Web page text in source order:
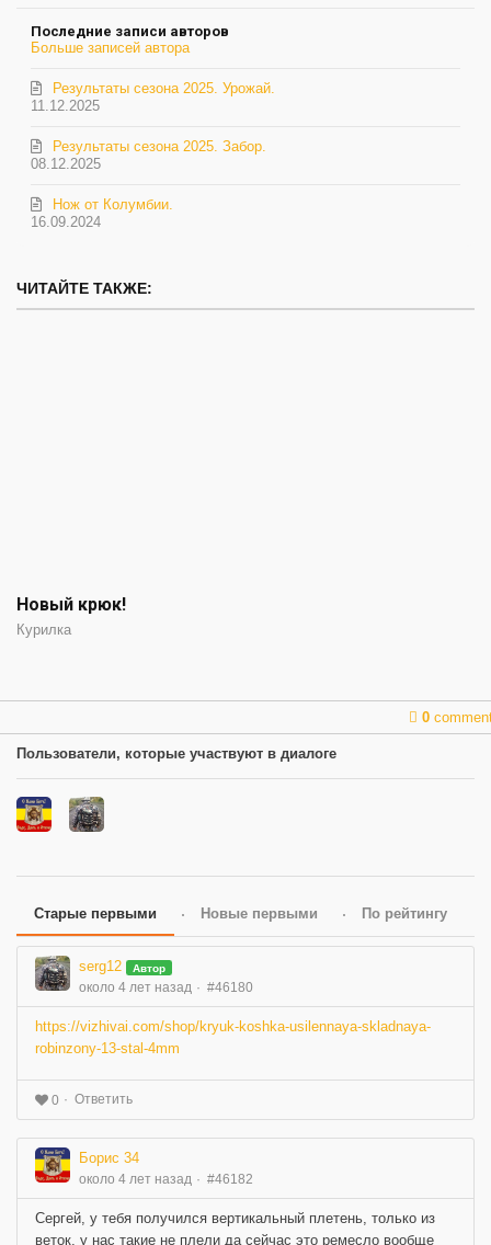
Последние записи авторов
Больше записей автора
11.12.2025
Результаты сезона 2025. Урожай.
08.12.2025
Результаты сезона 2025. Забор.
16.09.2024
Нож от Колумбии.
ЧИТАЙТЕ ТАКЖЕ:
Новый крюк!
Курилка
0
Пользователи, которые участвуют в диалоге
Старые первыми Новые первыми По рейтингу
serg12 Автор
около 4 лет назад #46180
https://vizhivai.com/shop/kryuk-koshka-usilennaya-skladnaya-
robinzony-13-stal-4mm
0 Ответить
Борис 34
около 4 лет назад #46182
Сергей, у тебя получился вертикальный плетень, только из
веток, у нас такие не плели да сейчас это ремесло вообще